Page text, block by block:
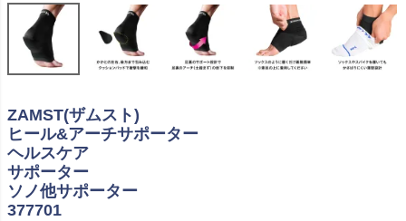
ZAMST(ザムスト)
ヒール&アーチサポーター
ヘルスケア
サポーター
ソノ他サポーター
377701